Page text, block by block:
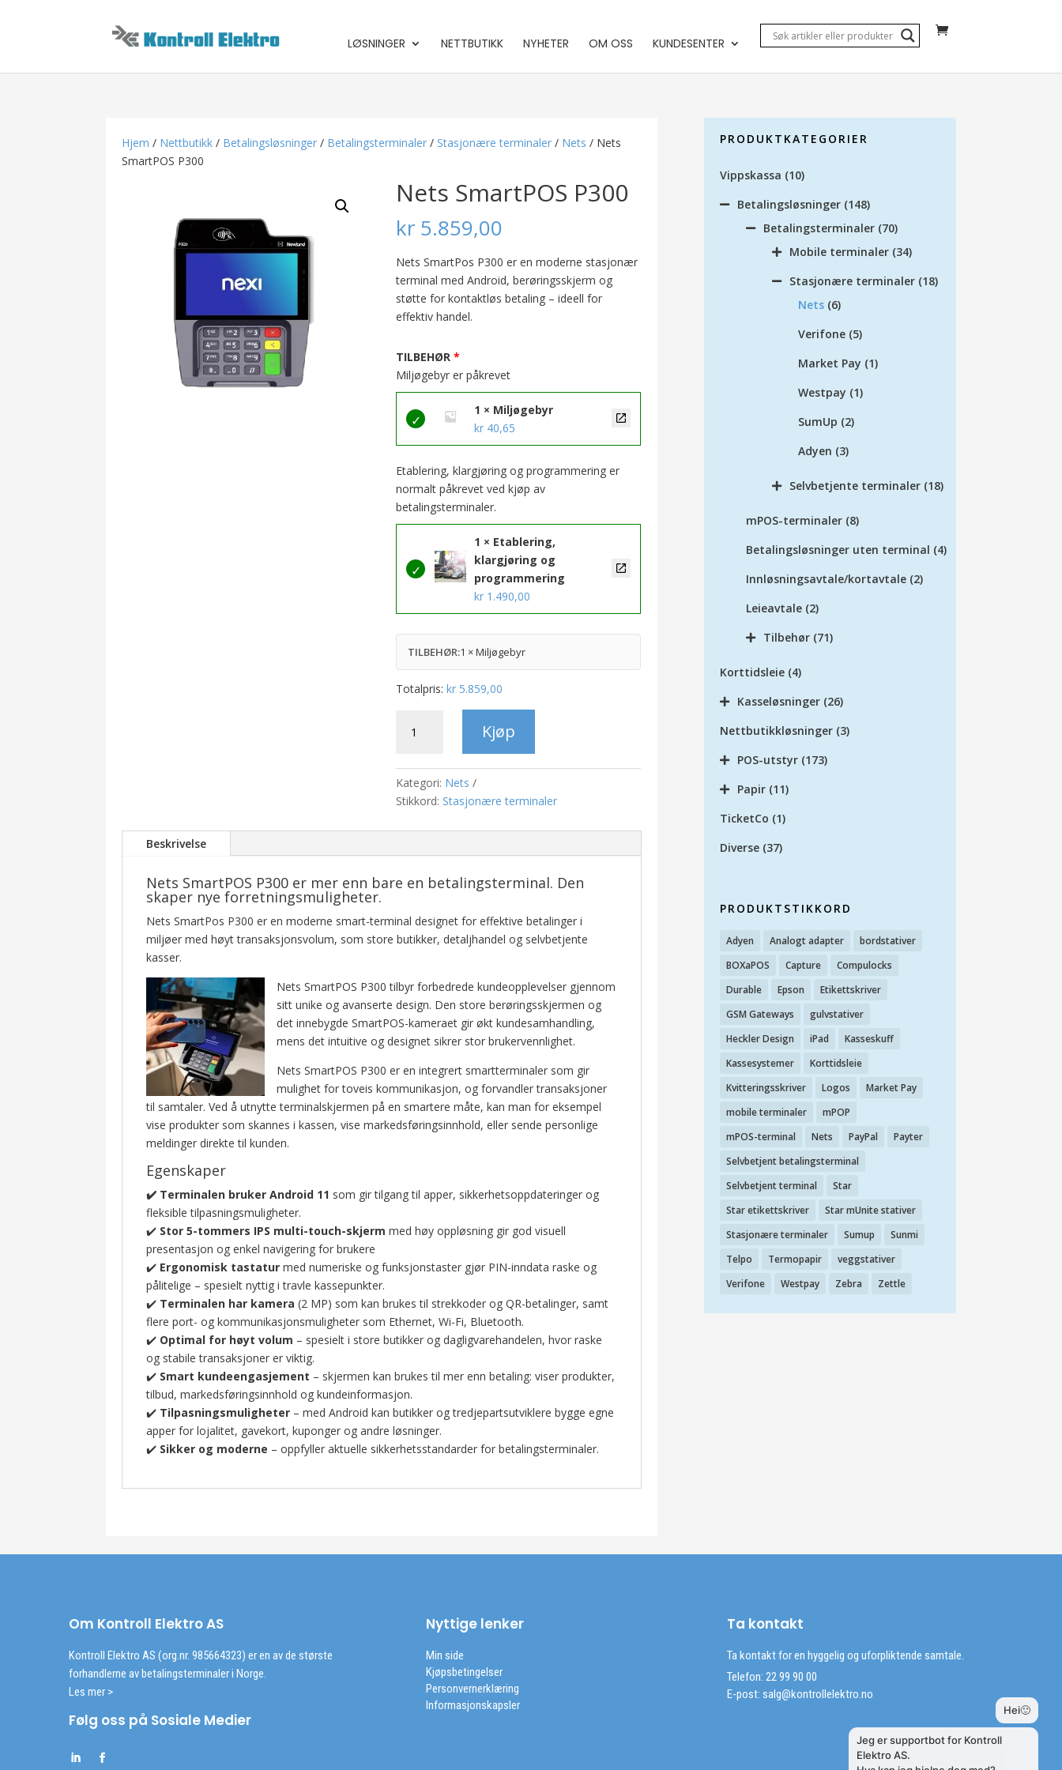
LØSNINGER NETTBUTIKK NYHETER OM OSS KUNDESENTER
Hjem / Nettbutikk / Betalingsløsninger / Betalingsterminaler / Stasjonære terminaler / Nets / Nets
SmartPOS P300
Nets SmartPOS P300
kr 5.859,00
Nets SmartPos P300 er en moderne stasjonær
terminal med Android, berøringsskjerm og
støtte for kontaktløs betaling – ideell for
effektiv handel.
TILBEHØR
Miljøgebyr er påkrevet
1 × Miljøgebyr
kr 40,65
Etablering, klargjøring og programmering er
normalt påkrevet ved kjøp av
betalingsterminaler.
1 × Etablering,
klargjøring og
programmering
kr 1.490,00
TILBEHØR:1 × Miljøgebyr
Totalpris: kr 5.859,00
SmartPOS
antall
Kjøp
Kategori: Nets
Stikkord: Stasjonære terminaler
Beskrivelse
Nets SmartPOS P300 er mer enn bare en betalingsterminal. Den
skaper nye forretningsmuligheter.
Nets SmartPos P300 er en moderne smart-terminal designet for effektive betalinger i
miljøer med høyt transaksjonsvolum, som store butikker, detaljhandel og selvbetjente
kasser.
Nets SmartPOS P300 tilbyr forbedrede kundeopplevelser gjennom
sitt unike og avanserte design. Den store berøringsskjermen og
det innebygde SmartPOS-kameraet gir økt kundesamhandling,
mens det intuitive og designet sikrer stor brukervennlighet.
Nets SmartPOS P300 er en integrert smartterminaler som gir
mulighet for toveis kommunikasjon, og forvandler transaksjoner
til samtaler. Ved å utnytte terminalskjermen på en smartere måte, kan man for eksempel
vise produkter som skannes i kassen, vise markedsføringsinnhold, eller sende personlige
meldinger direkte til kunden.
Egenskaper
✔️ Terminalen bruker Android 11 som gir tilgang til apper, sikkerhetsoppdateringer og
fleksible tilpasningsmuligheter.
✔️ Stor 5-tommers IPS multi-touch-skjerm med høy oppløsning gir god visuell
presentasjon og enkel navigering for brukere
✔️ Ergonomisk tastatur med numeriske og funksjonstaster gjør PIN-inndata raske og
pålitelige – spesielt nyttig i travle kassepunkter.
✔️ Terminalen har kamera (2 MP) som kan brukes til strekkoder og QR-betalinger, samt
flere port- og kommunikasjonsmuligheter som Ethernet, Wi-Fi, Bluetooth.
✔️ Optimal for høyt volum – spesielt i store butikker og dagligvarehandelen, hvor raske
og stabile transaksjoner er viktig.
✔️ Smart kundeengasjement – skjermen kan brukes til mer enn betaling: viser produkter,
tilbud, markedsføringsinnhold og kundeinformasjon.
✔️ Tilpasningsmuligheter – med Android kan butikker og tredjepartsutviklere bygge egne
apper for lojalitet, gavekort, kuponger og andre løsninger.
✔️ Sikker og moderne – oppfyller aktuelle sikkerhetsstandarder for betalingsterminaler.
PRODUKTKATEGORIER
Vippskassa (10)
Betalingsløsninger (148)
Betalingsterminaler (70)
Mobile terminaler (34)
Stasjonære terminaler (18)
Nets (6)
Verifone (5)
Market Pay (1)
Westpay (1)
SumUp (2)
Adyen (3)
Selvbetjente terminaler (18)
mPOS-terminaler (8)
Betalingsløsninger uten terminal (4)
Innløsningsavtale/kortavtale (2)
Leieavtale (2)
Tilbehør (71)
Korttidsleie (4)
Kasseløsninger (26)
Nettbutikkløsninger (3)
POS-utstyr (173)
Papir (11)
TicketCo (1)
Diverse (37)
PRODUKTSTIKKORD
Adyen Analogt adapter
bordstativer
BOXaPOS
Capture
Compulocks
Durable
Epson
Etikettskriver
GSM Gateways
gulvstativer
Heckler Design
iPad
Kasseskuff
Kassesystemer
Korttidsleie
Kvitteringsskriver
Logos
Market Pay
mobile terminaler
mPOP
mPOS-terminal
Nets PayPal
Payter
Selvbetjent betalingsterminal
Selvbetjent terminal
Star
Star etikettskriver
Star mUnite stativer
Stasjonære terminaler
Sumup
Sunmi
Telpo
Termopapir
veggstativer
Verifone
Westpay Zebra Zettle
Om Kontroll Elektro AS
Kontroll Elektro AS (org.nr. 985664323) er en av de største
forhandlerne av betalingsterminaler i Norge.
Les mer >
Følg oss på Sosiale Medier
Nyttige lenker
Min side
Kjøpsbetingelser
Personvernerklæring
Informasjonskapsler
Ta kontakt
Ta kontakt for en hyggelig og uforpliktende samtale.
Telefon: 22 99 90 00
E-post: salg@kontrollelektro.no